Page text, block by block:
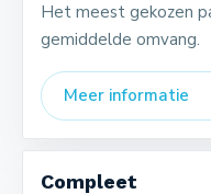
Het meest gekozen
gemiddelde omvang.
Meer informatie
Compleet